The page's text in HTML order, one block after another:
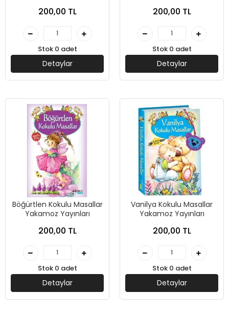
200,00 TL
Stok 0 adet
Detaylar
200,00 TL
Stok 0 adet
Detaylar
Böğürtlen Kokulu Masallar
Yakamoz Yayınları
200,00 TL
Stok 0 adet
Detaylar
Vanilya Kokulu Masallar
Yakamoz Yayınları
200,00 TL
Stok 0 adet
Detaylar